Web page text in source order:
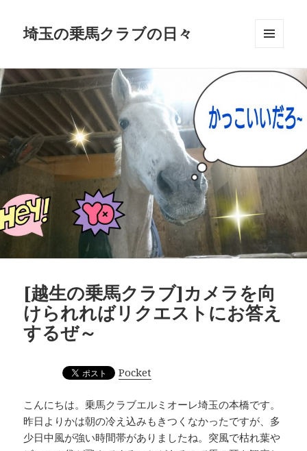
埼玉の乗馬クラブの日々
[越生の乗馬クラブ]カメラを向
けられればリクエストにお答え
するぜ～
Pocket
こんにちは。乗馬クラブエルミオーレ埼玉の本橋です。
昨日よりかは朝の冷え込みもきつくなかったですが、多
少日中風が強い時間帯がありましたね。突風で枯れ葉や